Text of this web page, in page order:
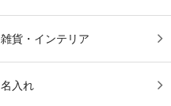
雑貨・インテリア
名入れ